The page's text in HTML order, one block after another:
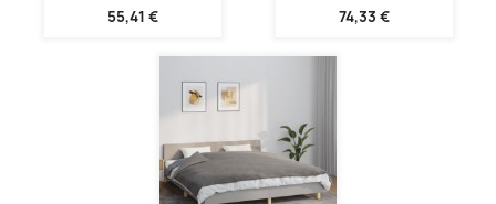
55,41 € 74,33 €